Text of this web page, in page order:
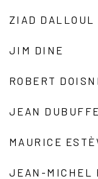
ZIAD DALLOUL
JIM DINE
ROBERT
JEAN
MAURICE
JEAN-MICHEL